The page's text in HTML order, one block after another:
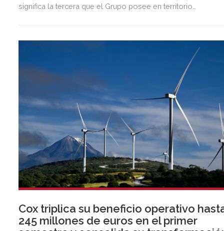
significa la tercera que el Grupo posee en territorio
Cox triplica su beneficio operativo
245 millones de euros en el primer